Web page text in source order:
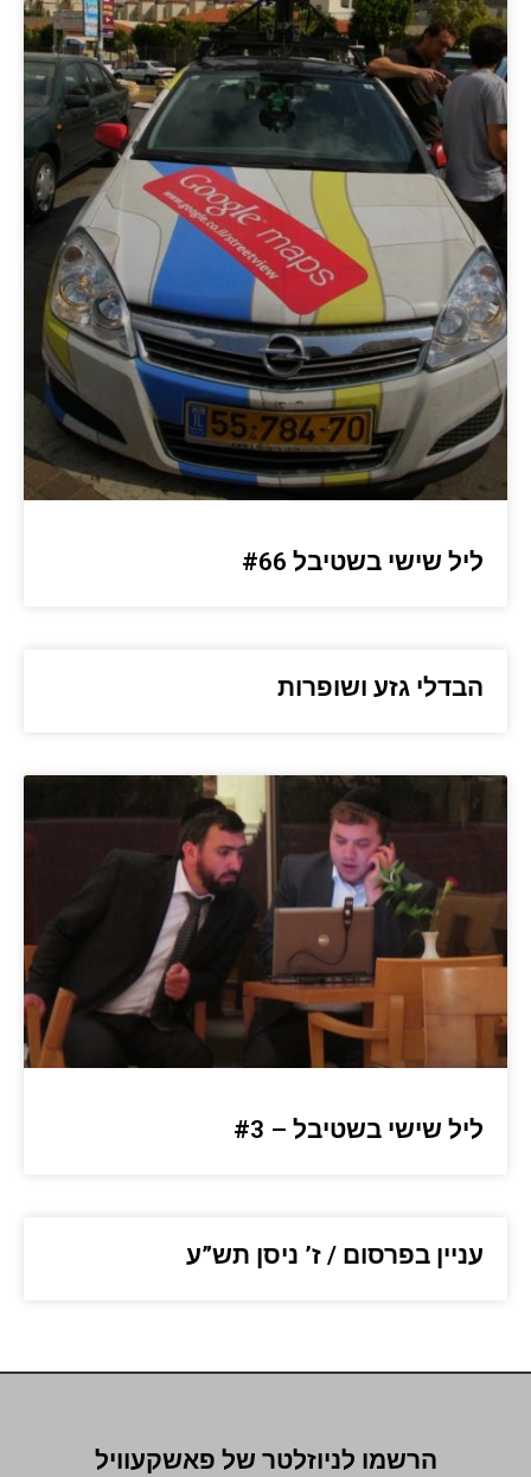
ליל שישי בשטיבל #66
הבדלי גזע ושופרות
ליל שישי בשטיבל – #3
עניין בפרסום / ז’ ניסן תש”ע
הרשמו לניוזלטר של פאשקעוויל